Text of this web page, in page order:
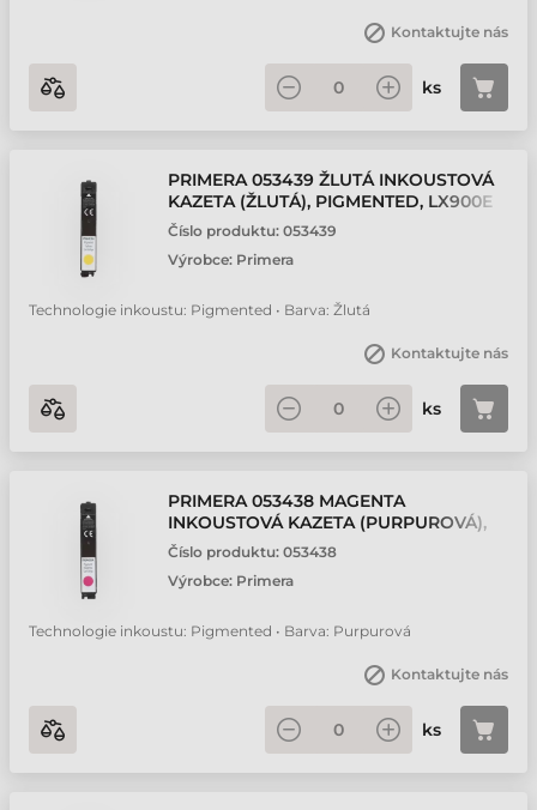
Kontaktujte nás
ks
PRIMERA 053439 ŽLUTÁ INKOUSTOVÁ
KAZETA (ŽLUTÁ), PIGMENTED, LX900E
Číslo produktu: 053439
Výrobce: Primera
Technologie inkoustu: Pigmented • Barva: Žlutá
Kontaktujte nás
ks
PRIMERA 053438 MAGENTA
INKOUSTOVÁ KAZETA (PURPUROVÁ),
PIGMENTED, LX900E
Číslo produktu: 053438
Výrobce: Primera
Technologie inkoustu: Pigmented • Barva: Purpurová
Kontaktujte nás
ks